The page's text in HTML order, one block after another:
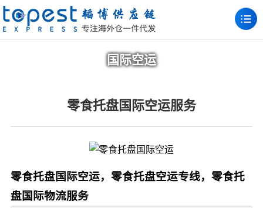
国际空运
零食托盘国际空运服务
零食托盘国际空运，零食托盘空运专线，零食托
盘国际物流服务